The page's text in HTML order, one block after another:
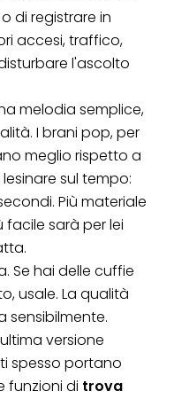
di registrare in
accesi, traffico,
l'ascolto
melodia semplice,
I brani pop, per
meglio rispetto a
sul tempo:
Più materiale
sarà per lei
Se hai delle cuffie
usale. La qualità
sensibilmente.
versione
spesso portano
funzioni di trova